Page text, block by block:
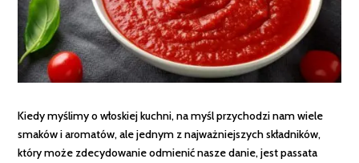
Kiedy myślimy o włoskiej kuchni, na myśl przychodzi nam wiele
smaków i aromatów, ale jednym z najważniejszych składników,
który może zdecydowanie odmienić nasze danie, jest passata